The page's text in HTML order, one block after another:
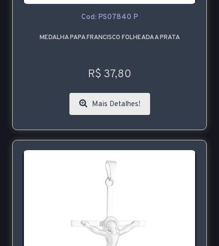
Cod: PS07840 P
MEDALHA PAPA FRANCISCO FOLHEADA A PRATA
R$ 37,80
Mais Detalhes!